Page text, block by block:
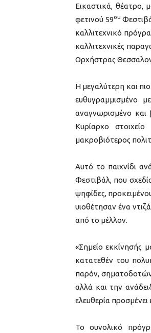
Εικαστικά, θέατρο,
φετινού 59ου
καλλιτεχνικό
καλλιτεχνικές
Ορχήστρας
Η μεγαλύτερη και
ευθυγραμμισμένο
αναγνωρισμένο
Κυρίαρχο
μακροβιότερος
Αυτό το παιχνίδι
Φεστιβάλ, που
ψηφίδες,
υιοθέτησαν ένα
από το μέλλον.
«Σημείο εκκίνησής
κατατεθέν του
παρόν,
αλλά και την
ελευθερία
Το συνολικό